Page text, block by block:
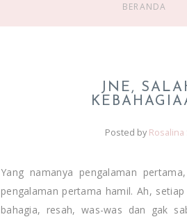
BERANDA
JNE,
Posted by Rosalina
Yang namanya pengalaman
pengalaman pertama hamil. Ah,
bahagia, resah, was-was dan gak